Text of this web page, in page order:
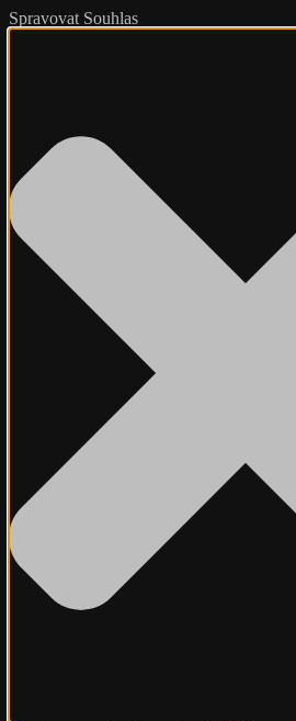
Spravovat Souhlas